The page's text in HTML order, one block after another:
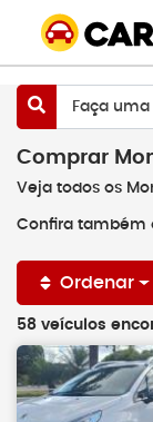
Faça
Comprar
Veja todos os
Confira também
Ordenar
58 veículos